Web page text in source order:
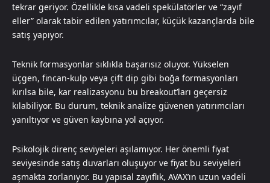
tekrar geriyor. Özellikle kısa vadeli spekülatörler ve “zayıf
eller” olarak tabir edilen yatırımcılar, küçük kazançlarda bile
satış yapıyor.
Teknik formasyonlar sıklıkla başarısız oluyor. Yükselen
üçgen, fincan-kulp veya çift dip gibi boğa formasyonları
kırılsa bile, kar realizasyonu bu breakout’ları geçersiz
kılabiliyor. Bu durum, teknik analize güvenen yatırımcıları
yanıltıyor ve güven kaybına yol açıyor.
Psikolojik direnç seviyeleri aşılamıyor. Her önemli fiyat
seviyesinde satış duvarları oluşuyor ve fiyat bu seviyeleri
aşmakta zorlanıyor. Bu yapısal zayıflık, AVAX’ın uzun vadeli